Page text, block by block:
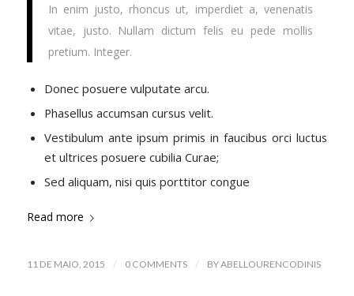
In enim justo, rhoncus ut, imperdiet a, venenatis
vitae, justo. Nullam dictum felis eu pede mollis
pretium. Integer.
Donec posuere vulputate arcu.
Phasellus accumsan cursus velit.
Vestibulum ante ipsum primis in faucibus orci luctus
et ultrices posuere cubilia Curae;
Sed aliquam, nisi quis porttitor congue
Read more
11 DE MAIO, 2015 / 0 COMMENTS / BYABELLOURENCODINIS